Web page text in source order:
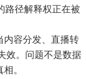
路径解释权正在被
内容分发、直播转
效。问题不是数据
。